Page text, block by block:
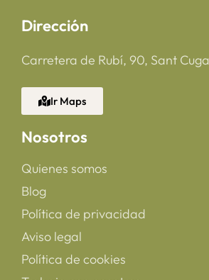
Dirección
Carretera de Rubí, 90, Sant
Ir Maps
Nosotros
Quienes somos
Blog
Política de privacidad
Aviso legal
Política de cookies